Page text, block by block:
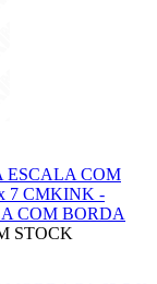
COM
7 CMKINK -
COM BORDA
STOCK